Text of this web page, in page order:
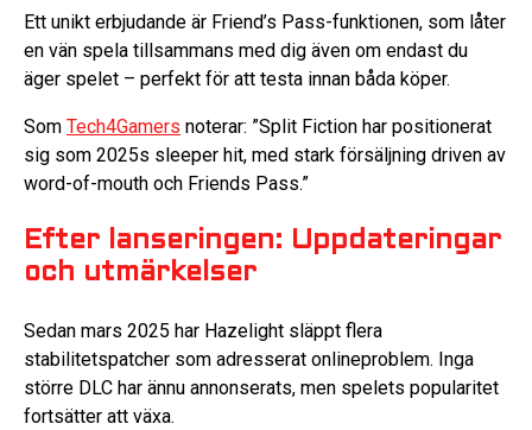
Ett unikt erbjudande är Friend’s Pass-funktionen, som låter
en vän spela tillsammans med dig även om endast du
äger spelet – perfekt för att testa innan båda köper.
Som Tech4Gamers noterar: ”Split Fiction har positionerat
sig som 2025s sleeper hit, med stark försäljning driven av
word-of-mouth och Friends Pass.”
Efter lanseringen: Uppdateringar
och utmärkelser
Sedan mars 2025 har Hazelight släppt flera
stabilitetspatcher som adresserat onlineproblem. Inga
större DLC har ännu annonserats, men spelets popularitet
fortsätter att växa.